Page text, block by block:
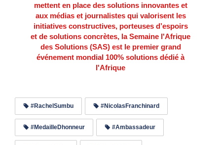
mettent en place des solutions innovantes et
aux médias et journalistes qui valorisent les
initiatives constructives, porteuses d’espoirs
et de solutions concrètes, la Semaine l'Afrique
des Solutions (SAS) est le premier grand
événement mondial 100% solutions dédié à
l'Afrique
#RachelSumbu #NicolasFranchinard
#MedailleDhonneur #Ambassadeur